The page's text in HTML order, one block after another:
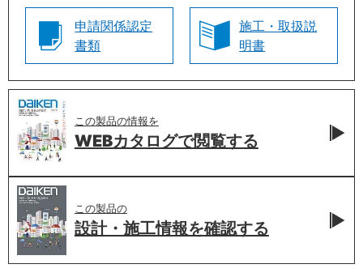
申請関係認定
書類
施工・取扱説
明書
この製品の情報を
WEBカタログで閲覧する
この製品の
設計・施工情報を確認する